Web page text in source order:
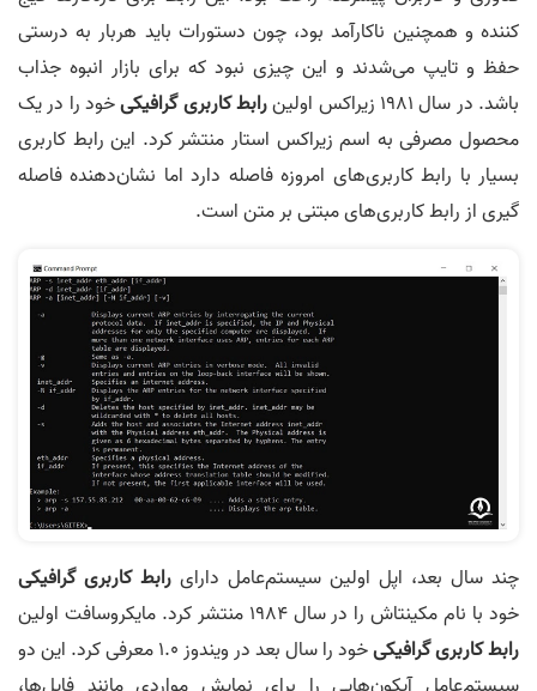
کننده و همچنین ناکارآمد بود، چون دستورات باید هربار به درستی
حفظ و تایپ می‌شدند و این چیزی نبود که برای بازار انبوه جذاب
باشد. در سال 1981 زیراکس اولین
رابط کاربری گرافیکیخود را در یک
محصول مصرفی به اسم زیراکس استار منتشر کرد. این رابط کاربری
بسیار با رابط کاربری‌های امروزه فاصله دارد اما نشان‌دهنده فاصله
گیری از رابط کاربری‌های مبتنی بر متن است.
چند سال بعد، اپل اولین سیستم‌عامل دارای رابط کاربری گرافیکی
خود با نام مکینتاش را در سال 1984 منتشر کرد. مایکروسافت اولین
رابط کاربری گرافیکی
خود را سال بعد در ویندوز 1.0 معرفی کرد. این دو